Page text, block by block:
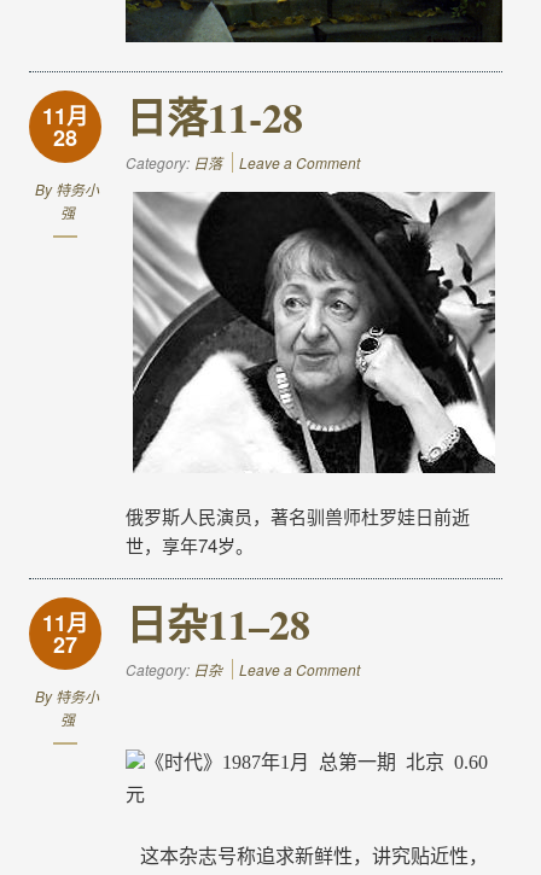
11月
28
By特务小
强
日落11-28
Category: 日落 Leave a Comment
俄罗斯人民演员，著名驯兽师杜罗娃日前逝
世，享年74岁。
11月
27
By特务小
强
日杂11–28
Category: 日杂 Leave a Comment
《时代》 1987年1 月 总第一期 北京 0.60
元
这本杂志号称追求新鲜性，讲究贴近性，